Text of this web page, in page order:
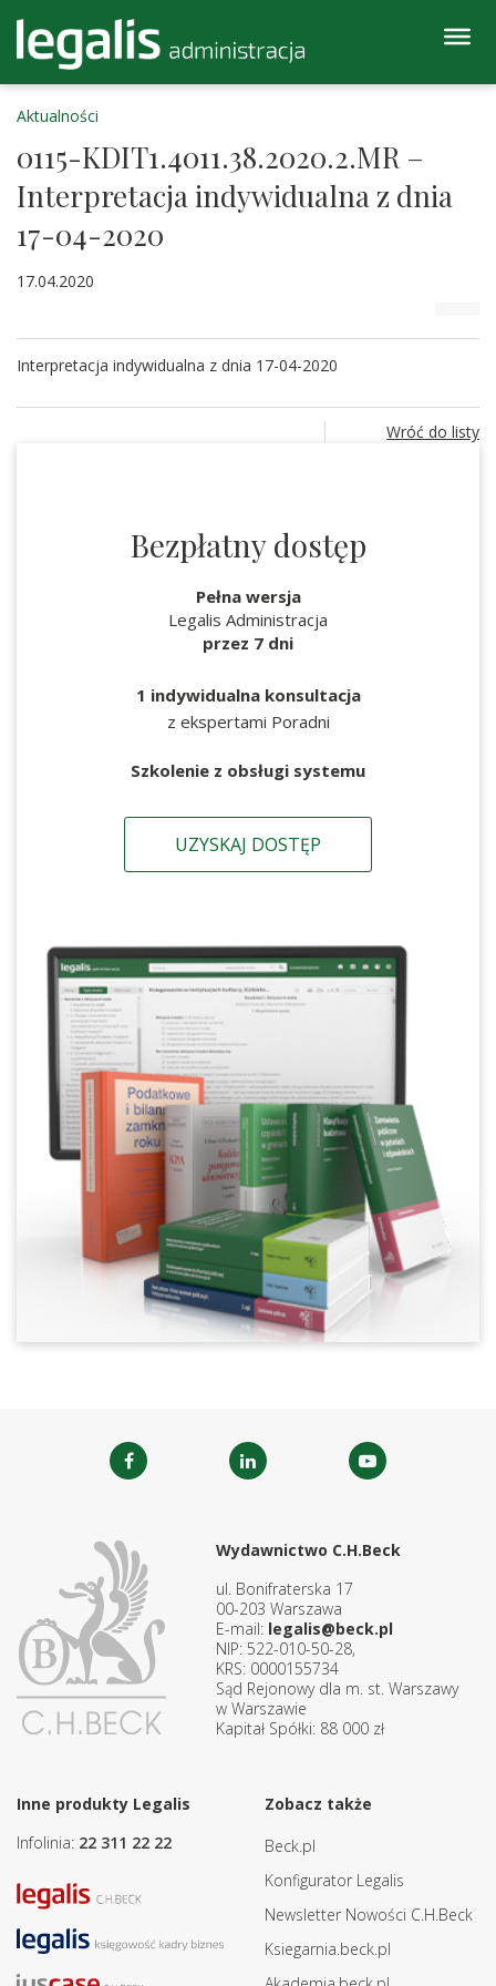
Aktualności
0115-KDIT1.4011.38.2020.2.MR –
Interpretacja indywidualna z dnia
17-04-2020
17.04.2020
Interpretacja indywidualna z dnia 17-04-2020
Wróć do listy
Bezpłatny dostęp
Pełna wersja
Legalis Administracja
przez 7 dni
1 indywidualna konsultacja
z ekspertami Poradni
Szkolenie z obsługi systemu
UZYSKAJ DOSTĘP
Wydawnictwo C.H.Beck
ul. Bonifraterska 17
00-203 Warszawa
E-mail: legalis@beck.pl
NIP: 522-010-50-28,
KRS: 0000155734
Sąd Rejonowy dla m. st. Warszawy
w Warszawie
Kapitał Spółki: 88 000 zł
Inne produkty Legalis
Infolinia: 22 311 22 22
Zobacz także
Beck.pl
Konfigurator Legalis
Newsletter Nowości C.H.Beck
Ksiegarnia.beck.pl